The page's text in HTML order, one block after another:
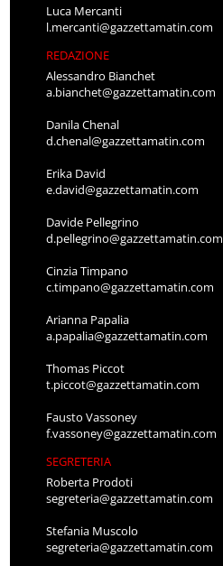
Luca Mercanti
l.mercanti@gazzettamatin.com
REDAZIONE
Alessandro Bianchet
a.bianchet@gazzettamatin.com
Danila Chenal
d.chenal@gazzettamatin.com
Erika David
e.david@gazzettamatin.com
Davide Pellegrino
d.pellegrino@gazzettamatin.com
Cinzia Timpano
c.timpano@gazzettamatin.com
Arianna Papalia
a.papalia@gazzettamatin.com
Thomas Piccot
t.piccot@gazzettamatin.com
Fausto Vassoney
f.vassoney@gazzettamatin.com
SEGRETERIA
Roberta Prodoti
segreteria@gazzettamatin.com
Stefania Muscolo
segreteria@gazzettamatin.com